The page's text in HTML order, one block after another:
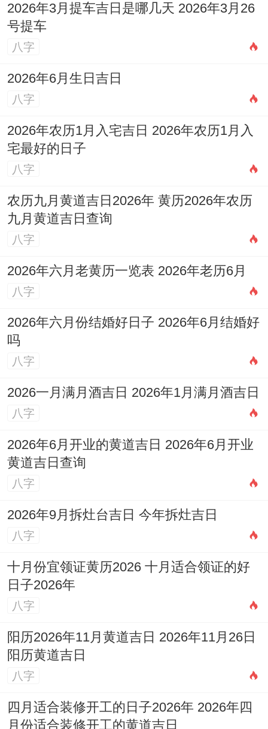
2026年3月提车吉日是哪几天 2026年3月26
号提车
八字
2026年6月生日吉日
八字
2026年农历1月入宅吉日 2026年农历1月入
宅最好的日子
八字
农历九月黄道吉日2026年 黄历2026年农历
九月黄道吉日查询
八字
2026年六月老黄历一览表 2026年老历6月
八字
2026年六月份结婚好日子 2026年6月结婚好
吗
八字
2026一月满月酒吉日 2026年1月满月酒吉日
八字
2026年6月开业的黄道吉日 2026年6月开业
黄道吉日查询
八字
2026年9月拆灶台吉日 今年拆灶吉日
八字
十月份宜领证黄历2026 十月适合领证的好
日子2026年
八字
阳历2026年11月黄道吉日 2026年11月26日
阳历黄道吉日
八字
四月适合装修开工的日子2026年 2026年四
月份适合装修开工的黄道吉日